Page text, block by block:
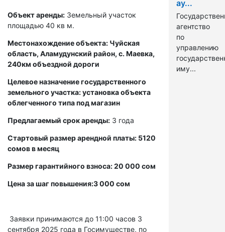
Объект аренды: Земельный участок
площадью 40 кв м.
Местонахождение объекта: Чуйская
область, Аламудунский район, с. Маевка,
240км объездной дороги
Целевое назначение государственного
земельного участка: установка объекта
облегченного типа под магазин
Предлагаемый срок аренды: 3 года
Стартовый размер арендной платы: 5120
сомов в месяц
Размер гарантийного взноса: 20 000 сом
Цена за шаг повышения:3 000 сом
Заявки принимаются до 11:00 часов 3
сентября 2025 года в Госимуществе, по
ау...
агентство
по
управлению
иму...